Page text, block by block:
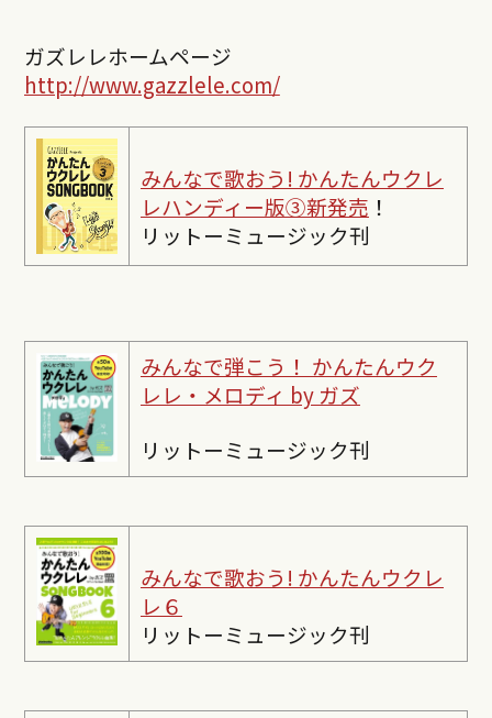
ガズレレホームページ
http://www.gazzlele.com/
みんなで歌おう! かんたんウクレ
レハンディー版③新発売 ！
リットーミュージック刊
みんなで弾こう！ かんたんウク
レレ・メロディ by ガズ
リットーミュージック刊
みんなで歌おう! かんたんウクレ
レ６
リットーミュージック刊